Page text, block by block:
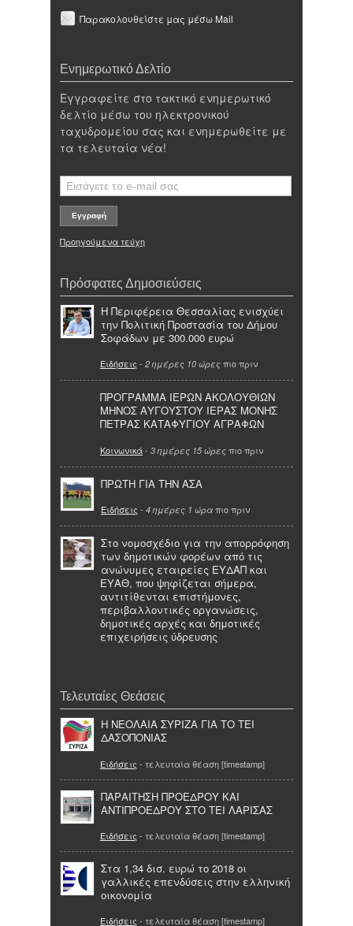
Παρακολουθείστε μας μέσω Mail
Ενημερωτικό Δελτίο
Εγγραφείτε στο τακτικό ενημερωτικό
δελτίο μέσω του ηλεκτρονικού
ταχυδρομείου σας και ενημερωθείτε με
τα τελευταία νέα!
Προηγούμενα τεύχη
Πρόσφατες Δημοσιεύσεις
Η Περιφέρεια Θεσσαλίας ενισχύει
την Πολιτική Προστασία του Δήμου
Σοφάδων με 300.000 ευρώ
Ειδήσεις - 2 ημέρες 10 ώρες πιο πριν
ΠΡΟΓΡΑΜΜΑ ΙΕΡΩΝ ΑΚΟΛΟΥΘΙΩΝ
ΜΗΝΟΣ ΑΥΓΟΥΣΤΟΥ ΙΕΡΑΣ ΜΟΝΗΣ
ΠΕΤΡΑΣ ΚΑΤΑΦΥΓΙΟΥ ΑΓΡΑΦΩΝ
Κοινωνικά- 3 ημέρες 15 ώρες πιο πριν
ΠΡΩΤΗ ΓΙΑ ΤΗΝ ΑΣΑ
Ειδήσεις - 4 ημέρες 1 ώρα πιο πριν
Στο νομοσχέδιο για την απορρόφηση
των δημοτικών φορέων από τις
ανώνυμες εταιρείες ΕΥΔΑΠ και
ΕΥΑΘ, που ψηφίζεται σήμερα,
αντιτίθενται επιστήμονες,
περιβαλλοντικές οργανώσεις,
δημοτικές αρχές και δημοτικές
επιχειρήσεις ύδρευσης
Τελευταίες Θεάσεις
Η ΝΕΟΛΑΙΑ ΣΥΡΙΖΑ ΓΙΑ ΤΟ ΤΕΙ
ΔΑΣΟΠΟΝΙΑΣ
Ειδήσεις - τελευταία θέαση [timestamp]
ΠΑΡΑΙΤΗΣΗ ΠΡΟΕΔΡΟΥ ΚΑΙ
ΑΝΤΙΠΡΟΕΔΡΟΥ ΣΤΟ ΤΕΙ ΛΑΡΙΣΑΣ
Ειδήσεις - τελευταία θέαση [timestamp]
Στα 1,34 δισ. ευρώ το 2018 οι
γαλλικές επενδύσεις στην ελληνική
οικονομία
Ειδήσεις - τελευταία θέαση [timestamp]